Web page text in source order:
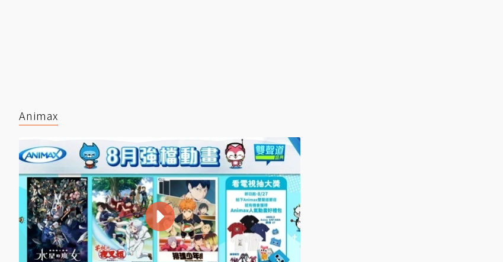
Animax